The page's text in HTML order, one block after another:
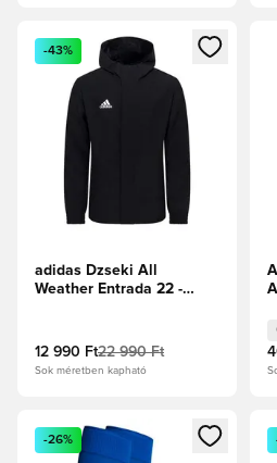
Megnyit egy modált a
-43%
adidas Dzseki All
Weather Entrada 22 -
12 990 Ft22 990 Ft
Sok méretben kapható
Megnyit egy modált a
-26%